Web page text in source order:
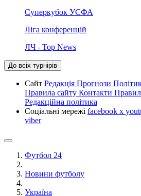
Суперкубок УЄФА
Ліга конференцій
ЛЧ - Top News
До всіх турнірів
Сайт Редакція Прогнози
Правила сайту Контакти
Редакційна політика
Соціальні мережі facebook x
viber
Футбол 24
Новини футболу
Україна